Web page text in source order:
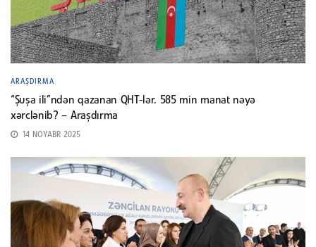
ARAŞDIRMA
“Şuşa ili”ndən qazanan QHT-lər. 585 min manat nəyə
xərclənib? – Araşdırma
14 NOYABR 2025